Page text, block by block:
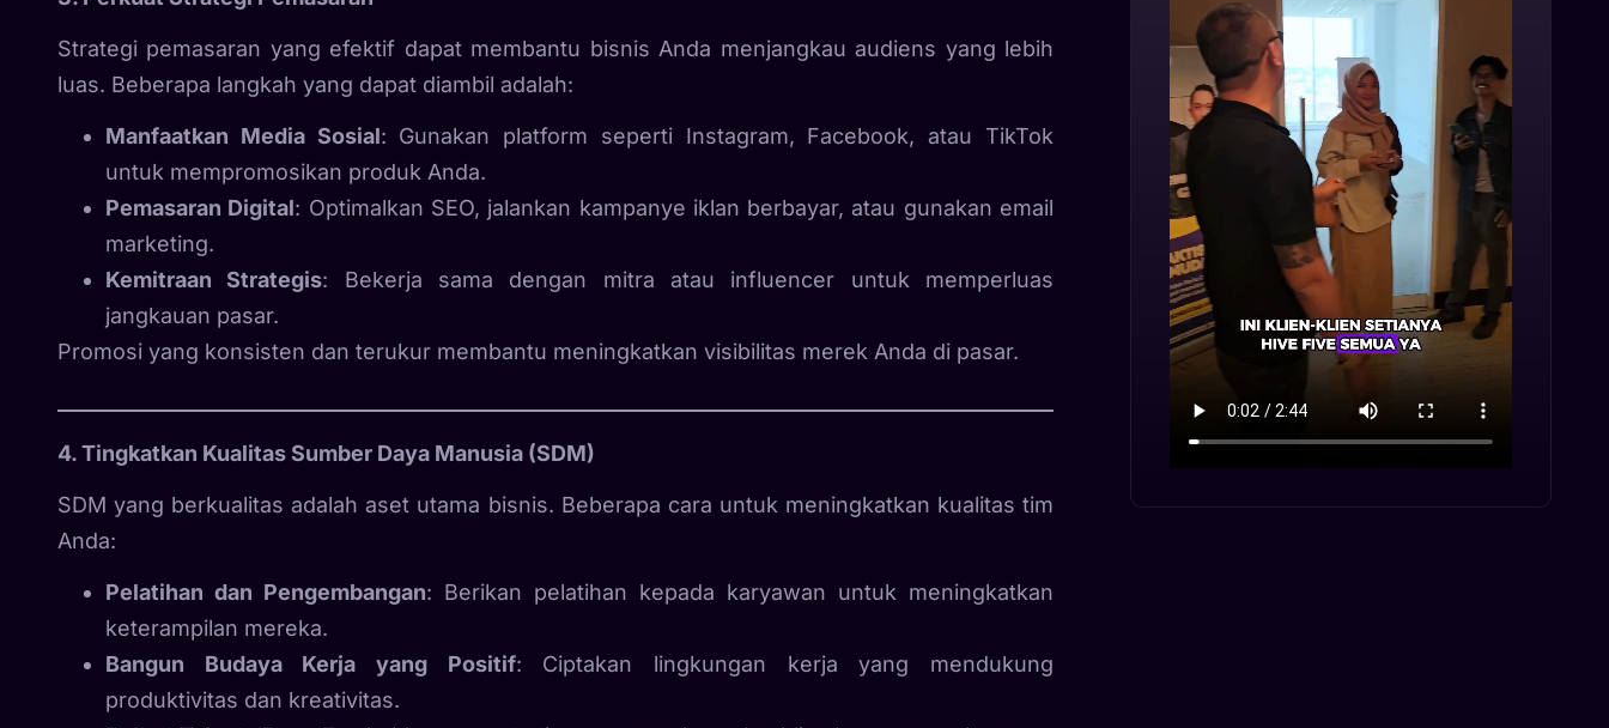
Strategi pemasaran yang efektif dapat membantu bisnis Anda menjangkau audiens yang lebih
luas. Beberapa langkah yang dapat diambil adalah:
Manfaatkan Media Sosial: Gunakan platform seperti Instagram, Facebook, atau TikTok
untuk mempromosikan produk Anda.
Pemasaran Digital: Optimalkan SEO, jalankan kampanye iklan berbayar, atau gunakan email
marketing.
Kemitraan Strategis: Bekerja sama dengan mitra atau influencer untuk memperluas
jangkauan pasar.
Promosi yang konsisten dan terukur membantu meningkatkan visibilitas merek Anda di pasar.
4. Tingkatkan Kualitas Sumber Daya Manusia (SDM)
SDM yang berkualitas adalah aset utama bisnis. Beberapa cara untuk meningkatkan kualitas tim
Anda:
Pelatihan dan Pengembangan: Berikan pelatihan kepada karyawan untuk meningkatkan
keterampilan mereka.
Bangun Budaya Kerja yang Positif: Ciptakan lingkungan kerja yang mendukung
produktivitas dan kreativitas.